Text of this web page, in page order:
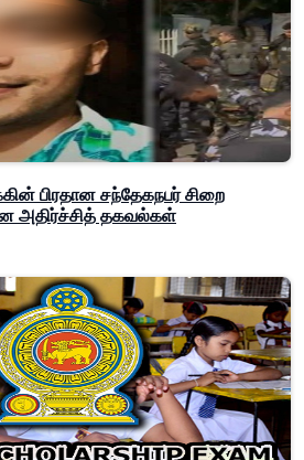
பிரதான சந்தேகநபர் சிறை
அதிர்ச்சித் தகவல்கள்